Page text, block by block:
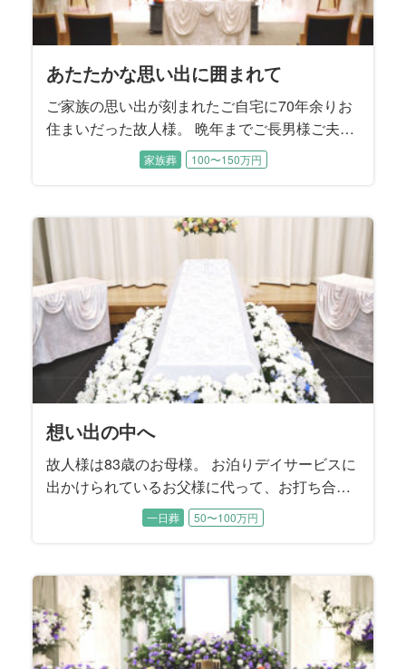
あたたかな思い出に囲まれて
ご家族の思い出が刻まれたご自宅に70年余りお
住まいだった故人様。 晩年までご長男様ご夫婦
とお孫様に囲まれて過ごされました。 ご性格は
明るくてとても活動的、地元にはお友達もたく
れていたそうです。 この度は8年前にご主人様
のお見送りをお手伝いさせていただいたご縁で
ご依頼をいただきました。
家族葬 100〜150万円
想い出の中へ
故人様は83歳のお母様。 お泊りデイサービスに
出かけられているお父様に代って、お打ち合わ
せは喪主であるご長女様と旦那様にご同席いた
だきました。 お父様は施主をお務めになりま
を執り行うことで、お母様を亡くされたお父様
が今後もしっかり生きていけるようなお別れに
することを望まれました。
一日葬 50〜100万円